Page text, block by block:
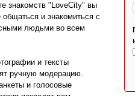
знакомств "LoveCity" вы
и знакомиться с
людьми во всем
и тексты
ручную модерацию.
и голосовые